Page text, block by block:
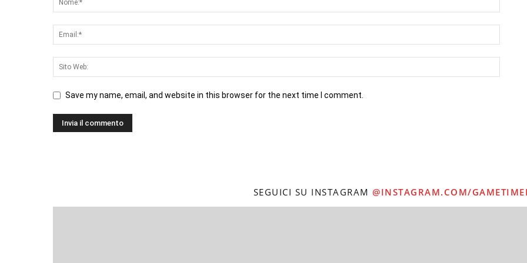
Save my name, email, and website in this browser for the next time I comment.
SEGUICI SU INSTAGRAM @INSTAGRAM.COM/